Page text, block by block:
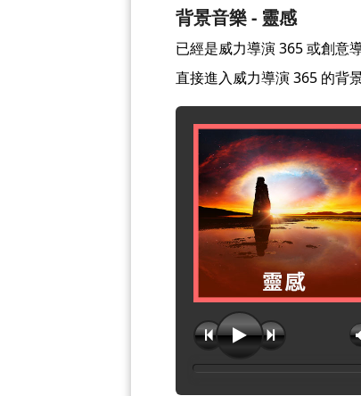
背景音樂 - 靈感
已經是威力導演 365 或創意
直接進入威力導演 365 的背